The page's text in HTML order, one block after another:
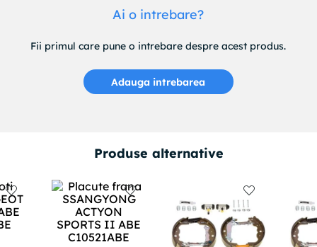
Ai o intrebare?
Fii primul care pune o intrebare despre acest produs.
Adauga intrebarea
Produse alternative